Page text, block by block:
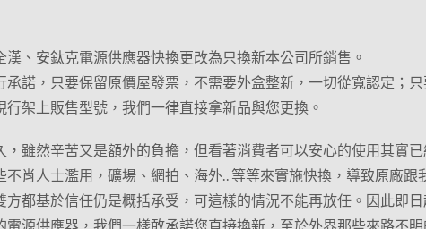
、安鈦克電源供應器快換更改為只換新本公司所銷售。
承諾，只要保留原價屋發票，不需要外盒整新，一切從寬認定；
架上販售型號，我們一律直接拿新品與您更換。
，雖然辛苦又是額外的負擔，但看著消費者可以安心的使用其實
肖人士濫用，礦場、網拍、海外.. 等等來實施快換，導致原廠跟
方都基於信任仍是概括承受，可這樣的情況不能再放任。因此即
電源供應器，我們一樣敢承諾您直接換新，至於外界那些來路不